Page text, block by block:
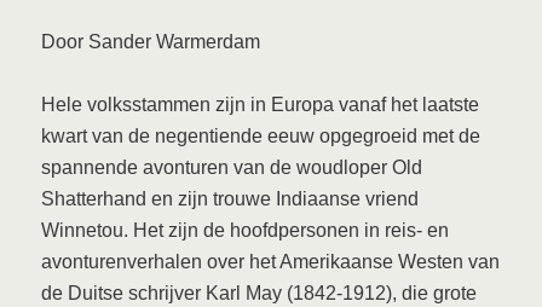
Door Sander Warmerdam
Hele volksstammen zijn in Europa vanaf het laatste
kwart van de negentiende eeuw opgegroeid met de
spannende avonturen van de woudloper Old
Shatterhand en zijn trouwe Indiaanse vriend
Winnetou. Het zijn de hoofdpersonen in reis- en
avonturenverhalen over het Amerikaanse Westen van
de Duitse schrijver Karl May (1842-1912), die grote